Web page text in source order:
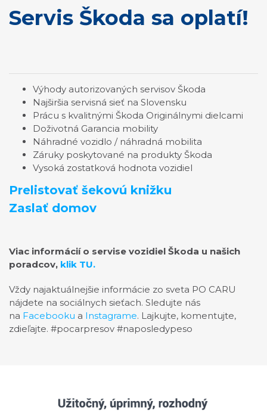
Servis Škoda sa oplatí!
Výhody autorizovaných servisov Škoda
Najširšia servisná sieť na Slovensku
Prácu s kvalitnými Škoda Originálnymi dielcami
Doživotná Garancia mobility
Náhradné vozidlo / náhradná mobilita
Záruky poskytované na produkty Škoda
Vysoká zostatková hodnota vozidiel
Prelistovať šekovú knižku
Zaslať domov
Viac informácií o servise vozidiel Škoda u našich
poradcov, klik TU.
Vždy najaktuálnejšie informácie zo sveta PO CARU
nájdete na sociálnych sieťach. Sledujte nás
na Facebooku a Instagrame. Lajkujte, komentujte,
zdieľajte. #pocarpresov #naposledypeso